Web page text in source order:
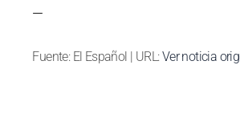
—
Fuente: El Español | URL:Ver noticia